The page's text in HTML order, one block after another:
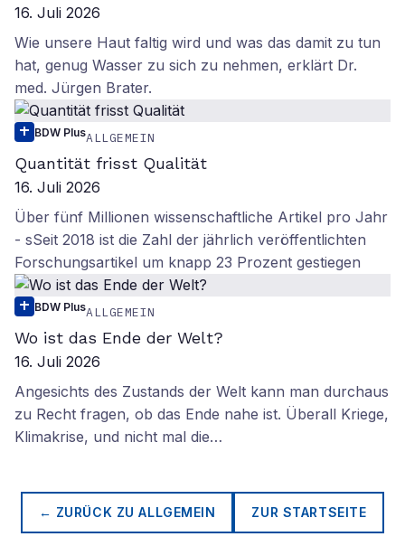
16. Juli 2026
Wie unsere Haut faltig wird und was das damit zu tun
hat, genug Wasser zu sich zu nehmen, erklärt Dr.
med. Jürgen Brater.
BDW PlusALLGEMEIN
Quantität frisst Qualität
16. Juli 2026
Über fünf Millionen wissenschaftliche Artikel pro Jahr
- sSeit 2018 ist die Zahl der jährlich veröffentlichten
Forschungsartikel um knapp 23 Prozent gestiegen
BDW PlusALLGEMEIN
Wo ist das Ende der Welt?
16. Juli 2026
Angesichts des Zustands der Welt kann man durchaus
zu Recht fragen, ob das Ende nahe ist. Überall Kriege,
Klimakrise, und nicht mal die…
← ZURÜCK ZUALLGEMEIN ZUR STARTSEITE